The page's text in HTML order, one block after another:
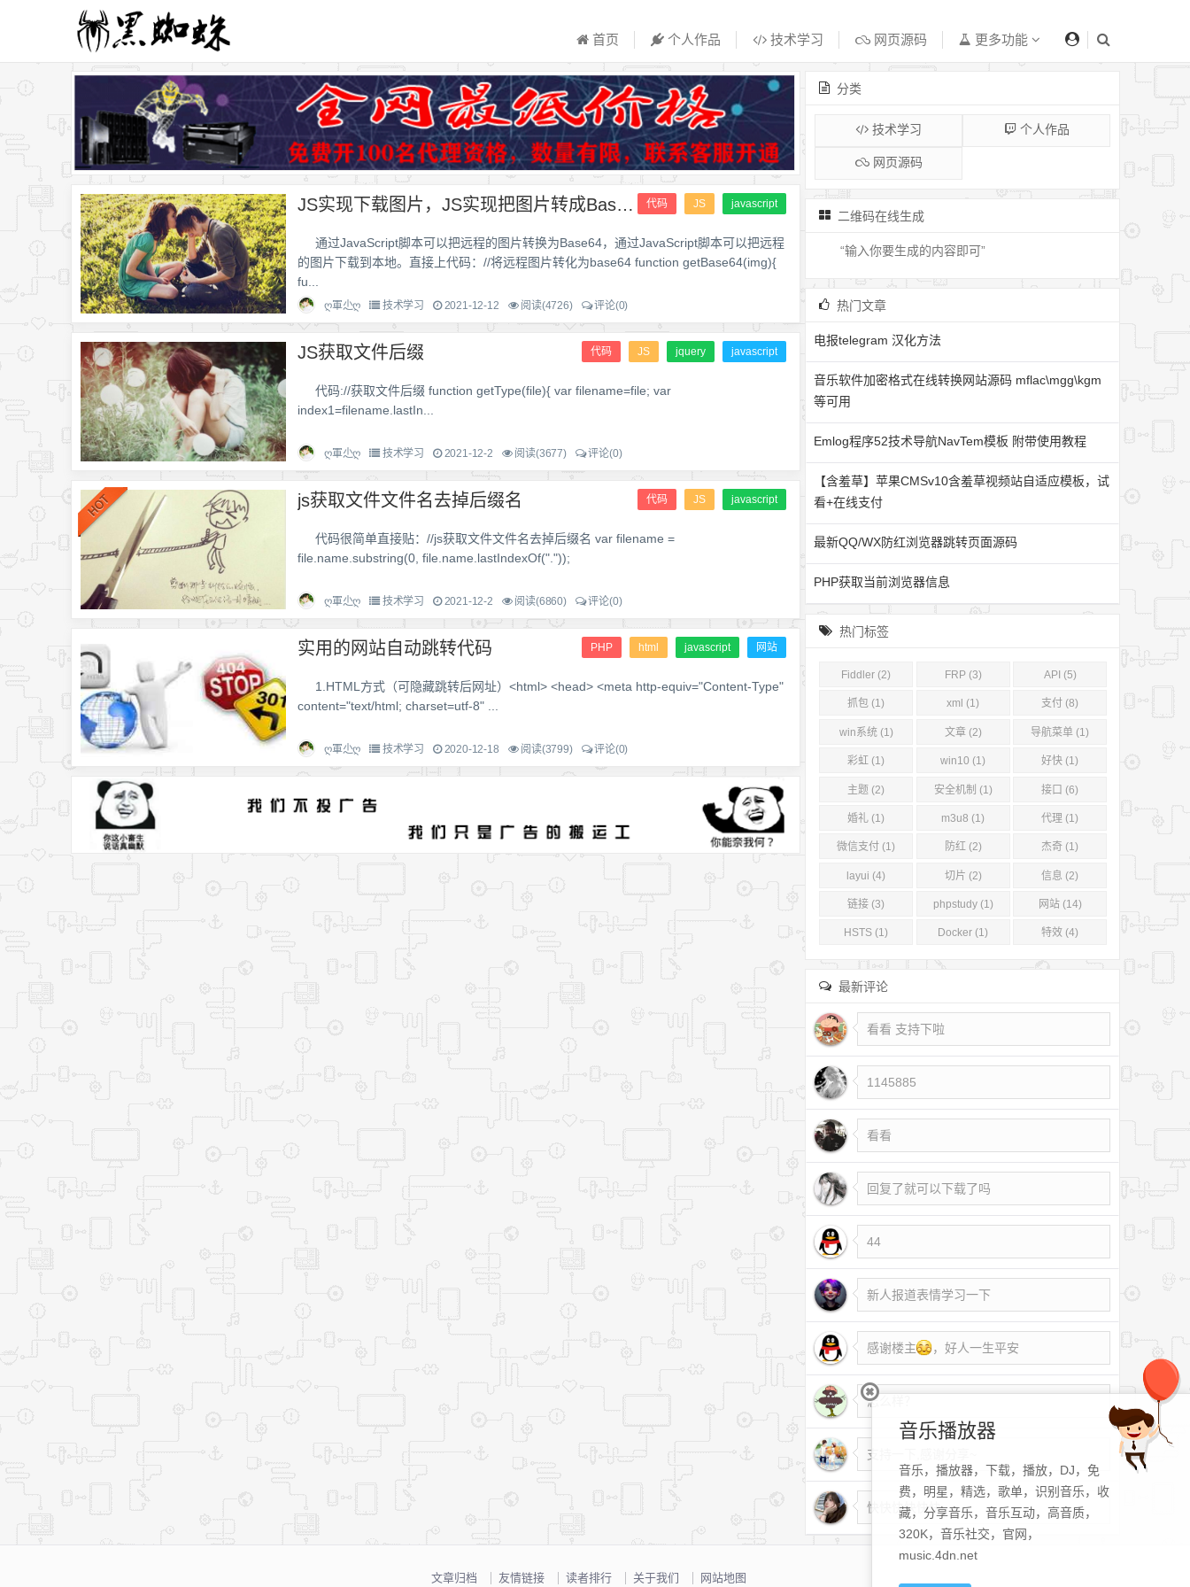
首页 个人作品 技术学习 网页源码 更多功能
代码 JS javascript
JS实现下载图片，JS实现把图片转成Base64
通过JavaScript脚本可以把远程的图片转换为Base64，通过JavaScript脚本可以把远程
的图片下载到本地。直接上代码：//将远程图片转化为base64 function getBase64(img){
fu...
ღ軍尐ღ 技术学习 2021-12-12 阅读(4726) 评论(0)
代码 JS jquery javascript
JS获取文件后缀
代码://获取文件后缀 function getType(file){ var filename=file; var
index1=filename.lastIn...
ღ軍尐ღ 技术学习 2021-12-2 阅读(3677) 评论(0)
代码 JS javascript
js获取文件文件名去掉后缀名
代码很简单直接贴：//js获取文件文件名去掉后缀名 var filename =
file.name.substring(0, file.name.lastIndexOf("."));
ღ軍尐ღ 技术学习 2021-12-2 阅读(6860) 评论(0)
PHP html javascript 网站
实用的网站自动跳转代码
1.HTML方式（可隐藏跳转后网址）<html> <head> <meta http-equiv="Content-Type"
content="text/html; charset=utf-8" ...
ღ軍尐ღ 技术学习 2020-12-18 阅读(3799) 评论(0)
分类
技术学习 个人作品
网页源码
二维码在线生成
热门文章
电报telegram 汉化方法
音乐软件加密格式在线转换网站源码 mflac\mgg\kgm
等可用
Emlog程序52技术导航NavTem模板 附带使用教程
【含羞草】苹果CMSv10含羞草视频站自适应模板，试
看+在线支付
最新QQ/WX防红浏览器跳转页面源码
PHP获取当前浏览器信息
热门标签
Fiddler (2) FRP (3) API (5)
抓包 (1) xml (1) 支付 (8)
win系统 (1) 文章 (2) 导航菜单 (1)
彩虹 (1) win10 (1) 好快 (1)
主题 (2) 安全机制 (1) 接口 (6)
婚礼 (1) m3u8 (1) 代理 (1)
微信支付 (1) 防红 (2) 杰奇 (1)
layui (4) 切片 (2) 信息 (2)
链接 (3) phpstudy (1) 网站 (14)
HSTS (1) Docker (1) 特效 (4)
最新评论
看看 支持下啦
1145885
看看
回复了就可以下载了吗
44
新人报道表情学习一下
感谢楼主 ，好人一生平安
怎么样？
支持一下,感谢分享~
快快快快快快
文章归档 友情链接 读者排行 关于我们 网站地图
音乐播放器
音乐，播放器，下载，播放，DJ，免
费，明星，精选，歌单，识别音乐，收
藏，分享音乐，音乐互动，高音质，
320K，音乐社交，官网，
music.4dn.net